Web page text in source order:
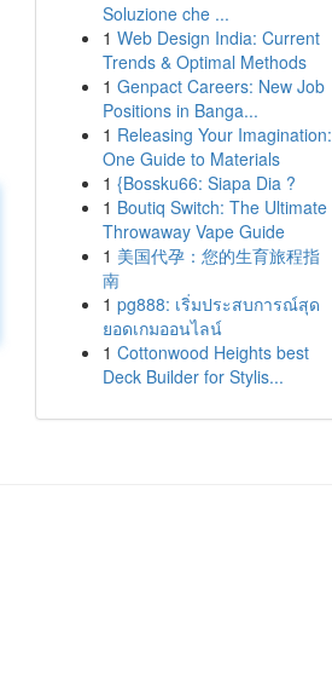
Soluzione che ...
1 Web Design India: Current
Trends & Optimal Methods
1 Genpact Careers: New Job
Positions in Banga...
1 Releasing Your Imagination:
One Guide to Materials
1 {Bossku66: Siapa Dia ?
1 Boutiq Switch: The Ultimate
Throwaway Vape Guide
1 美国代孕：您的生育旅程指
南
1 pg888: เริ่มประสบการณ์สุด
ยอดเกมออนไลน์
1 Cottonwood Heights best
Deck Builder for Stylis...